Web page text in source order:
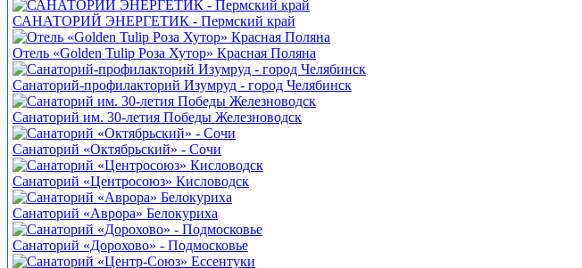
САНАТОРИЙ ЭНЕРГЕТИК - Пермский край
Отель «Golden Tulip Роза Хутор» Красная Поляна
Санаторий-профилакторий Изумруд - город Челябинск
Санаторий им. 30-летия Победы Железноводск
Санаторий «Октябрьский» - Сочи
Санаторий «Центросоюз» Кисловодск
Санаторий «Аврора» Белокуриха
Санаторий «Дорохово» - Подмосковье